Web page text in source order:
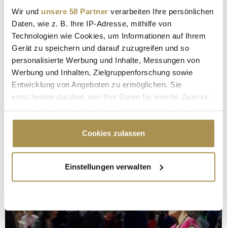
Wir und unsere 58 Partner verarbeiten Ihre persönlichen
Daten, wie z. B. Ihre IP-Adresse, mithilfe von
Technologien wie Cookies, um Informationen auf Ihrem
Gerät zu speichern und darauf zuzugreifen und so
personalisierte Werbung und Inhalte, Messungen von
Werbung und Inhalten, Zielgruppenforschung sowie
Entwicklung von Angeboten zu ermöglichen. Sie
entscheiden darüber, wer Ihre Daten für welche Zwecke
Cookie-Erklärung oder durch Klicken auf das Privacy
Trigger Symbol ändern oder widerrufen
Informationen über Ihre geografische Lage
erfassen, welche bis auf einige Meter genau sein
bestimmten Merkmalen (Fingerprinting) identifizieren
Cookies zulassen
Einstellungen verwalten